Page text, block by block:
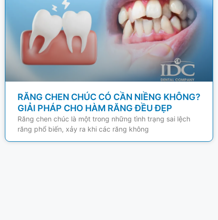
RĂNG CHEN CHÚC CÓ CẦN NIỀNG KHÔNG?
GIẢI PHÁP CHO HÀM RĂNG ĐỀU ĐẸP
Răng chen chúc là một trong những tình trạng sai lệch
răng phổ biến, xảy ra khi các răng không